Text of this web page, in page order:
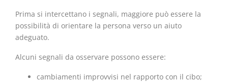
Prima si intercettano i segnali, maggiore può essere la
possibilità di orientare la persona verso un aiuto
adeguato.
Alcuni segnali da osservare possono essere:
cambiamenti improvvisi nel rapporto con il cibo;